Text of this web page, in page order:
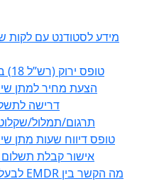
טופס ירוק (רש”ל 18) בקשה להוצאת רישיון נהיגה
2352 – הצעת מחיר
תרגום/תמלול/
2356 – טופס דיווח שעות
2357 – אישור קבלת